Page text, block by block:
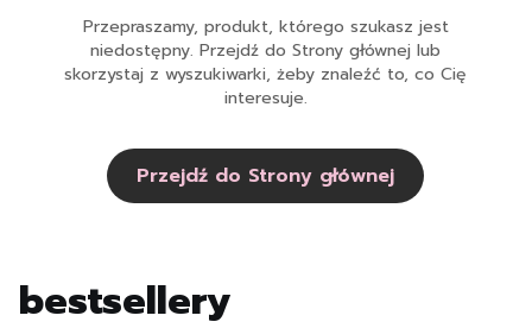
Przepraszamy, produkt, którego szukasz jest
niedostępny. Przejdź do Strony głównej lub
skorzystaj z wyszukiwarki, żeby znaleźć to, co Cię
interesuje.
Przejdź do Strony głównej
bestsellery